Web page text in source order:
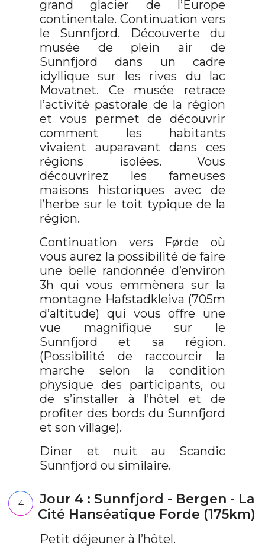
grand glacier de l’Europe
continentale. Continuation vers
le Sunnfjord. Découverte du
musée de plein air de
Sunnfjord dans un cadre
idyllique sur les rives du lac
Movatnet. Ce musée retrace
l’activité pastorale de la région
et vous permet de découvrir
comment les habitants
vivaient auparavant dans ces
régions isolées. Vous
découvrirez les fameuses
maisons historiques avec de
l’herbe sur le toit typique de la
région.
Continuation vers Førde où
vous aurez la possibilité de faire
une belle randonnée d’environ
3h qui vous emmènera sur la
montagne Hafstadkleiva (705m
d’altitude) qui vous offre une
vue magnifique sur le
Sunnfjord et sa région.
(Possibilité de raccourcir la
marche selon la condition
physique des participants, ou
de s’installer à l’hôtel et de
profiter des bords du Sunnfjord
et son village).
Diner et nuit au Scandic
Sunnfjord ou similaire.
4
Jour 4 : Sunnfjord - Bergen - La
Cité Hanséatique Forde (175km)
Petit déjeuner à l’hôtel.